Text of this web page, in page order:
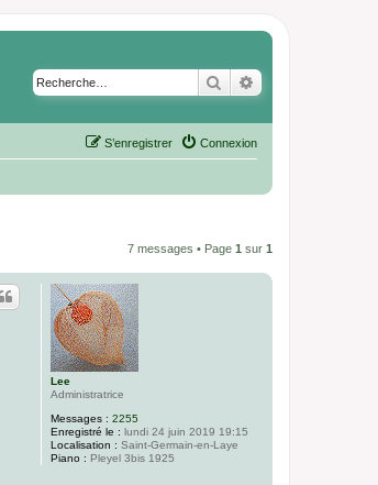
RechercherRecherche
Connexion
S’enregistrer
7 messages • Page 1 sur 1
Lee
Administratrice
Messages : 2255
Enregistré le : lundi 24 juin 2019 19:15
Localisation : Saint-Germain-en-Laye
Piano : Pleyel 3bis 1925